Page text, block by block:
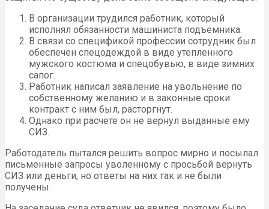
В организации трудился работник, который
исполнял обязанности машиниста подъемника.
В связи со спецификой профессии сотрудник был
обеспечен спецодеждой в виде утепленного
мужского костюма и спецобувью, в виде зимних
сапог.
Работник написал заявление на увольнение по
собственному желанию и в законные сроки
контракт с ним был, расторгнут.
Однако при расчете он не вернул выданные ему
СИЗ.
Работодатель пытался решить вопрос мирно и посылал
письменные запросы уволенному с просьбой вернуть
СИЗ или деньги, но ответы на них так и не были
получены.